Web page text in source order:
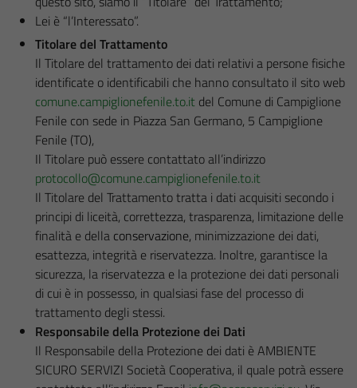
Lei è “l’Interessato”.
Titolare del Trattamento
Il Titolare del trattamento dei dati relativi a persone fisiche
identificate o identificabili che hanno consultato il sito web
comune.campiglionefenile.to.it del Comune di Campiglione
Fenile con sede in Piazza San Germano, 5 Campiglione
Fenile (TO),
Il Titolare può essere contattato all’indirizzo
protocollo@comune.campiglionefenile.to.it
Il Titolare del Trattamento tratta i dati acquisiti secondo i
principi di liceità, correttezza, trasparenza, limitazione delle
finalità e della conservazione, minimizzazione dei dati,
esattezza, integrità e riservatezza. Inoltre, garantisce la
sicurezza, la riservatezza e la protezione dei dati personali
di cui è in possesso, in qualsiasi fase del processo di
trattamento degli stessi.
Responsabile della Protezione dei Dati
Il Responsabile della Protezione dei dati è AMBIENTE
SICURO SERVIZI Società Cooperativa, il quale potrà essere